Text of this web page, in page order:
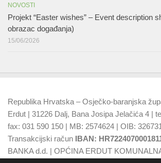
NOVOSTI
Projekt “Easter wishes” – Event description
obrazac događanja)
15/06/2026
Republika Hrvatska – Osječko-baranjska
Erdut | 31226 Dalj, Bana Josipa Jelačića 4 |
fax: 031 590 150 | MB: 2574624 | OIB:
Transakcijski račun IBAN:
BANKA d.d. | OPĆINA ERDUT